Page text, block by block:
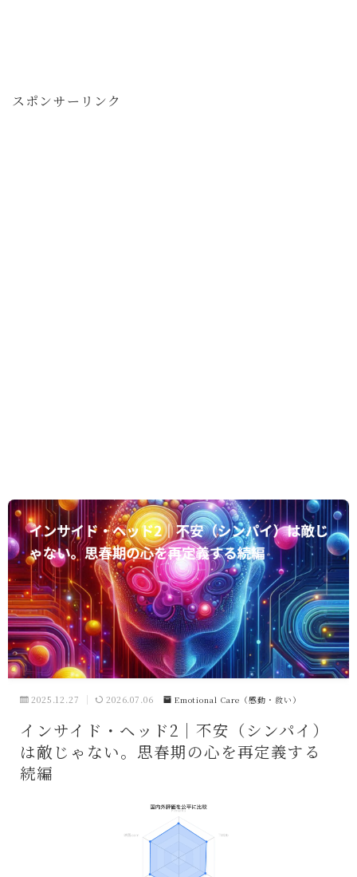
スポンサーリンク
2025.12.27 2026.07.06 Emotional Care（感動・救い）
インサイド・ヘッド2｜不安（シンパイ）
は敵じゃない。思春期の心を再定義する
続編